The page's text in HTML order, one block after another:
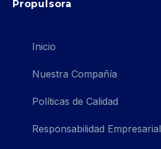
Propulsora
Inicio
Nuestra Compañía
Políticas de Calidad
Responsabilidad Empresarial